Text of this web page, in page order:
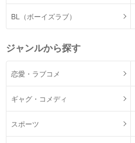
BL（ボーイズラブ）
ジャンルから探す
恋愛・ラブコメ
ギャグ・コメディ
スポーツ